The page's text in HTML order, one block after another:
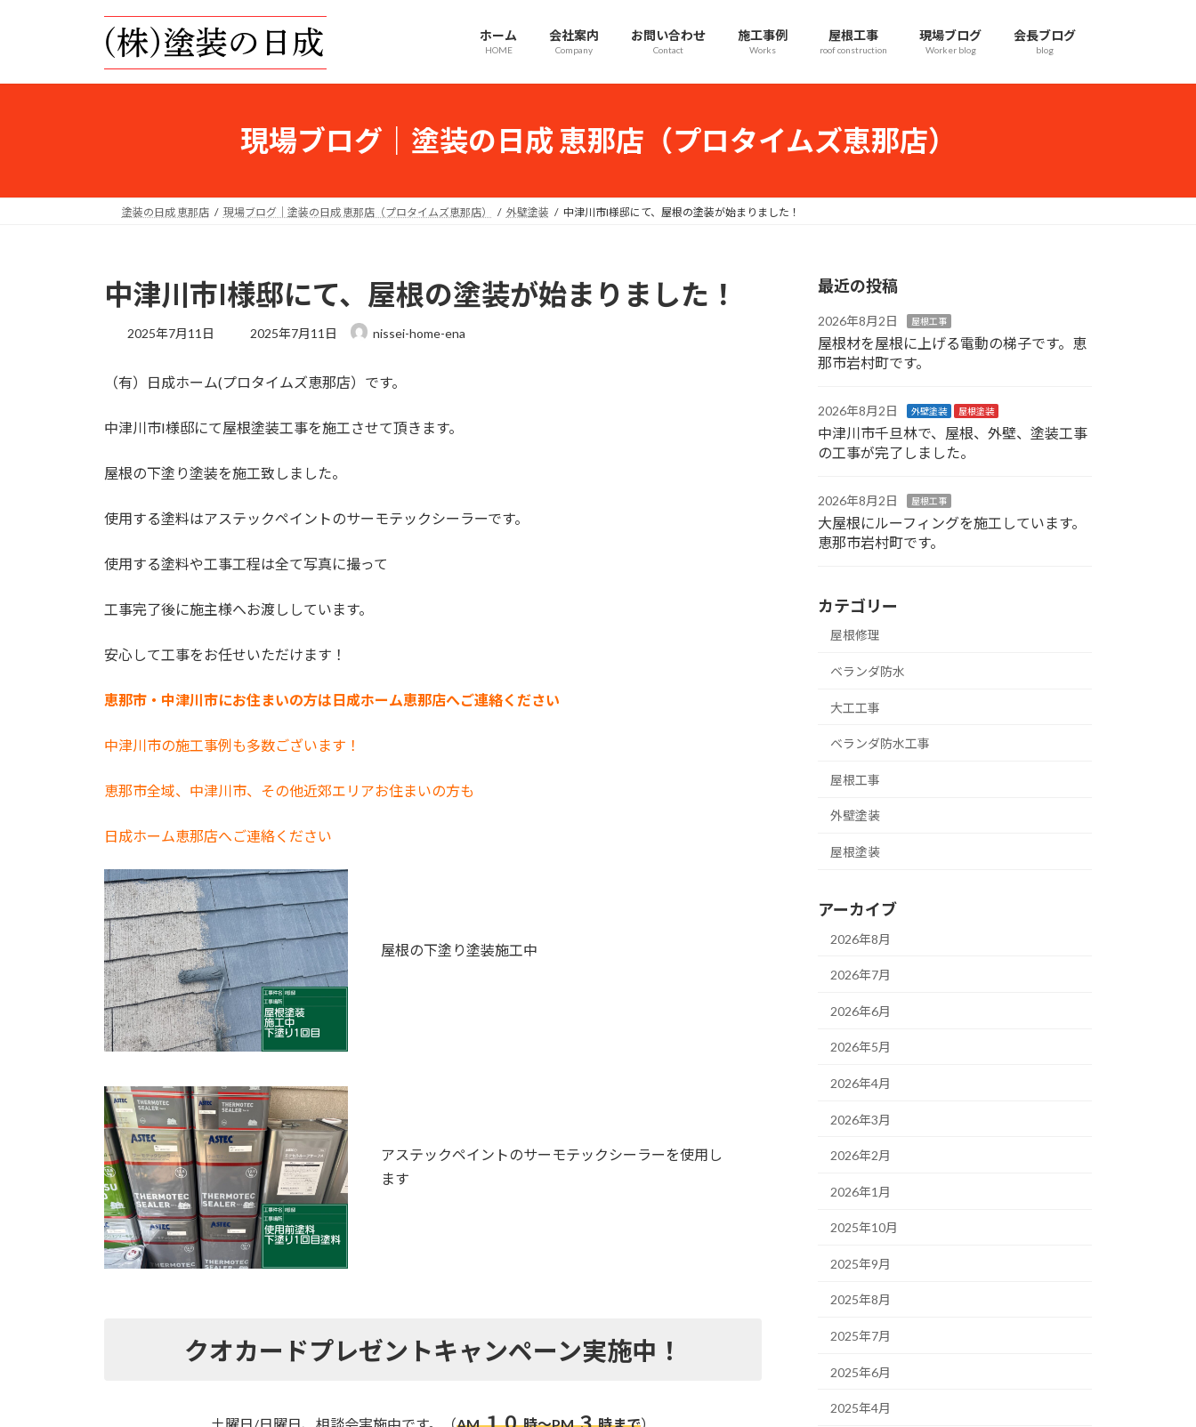
プ
動
ホーム
HOME
会社案内
Company
お問い合わせ
Contact
施工事例
Works
屋根工事
roof construction
現場ブログ
Worker blog
会長ブログ
blog
現場ブログ｜塗装の日成 恵那店（プロタイムズ恵那店）
塗装の日成 恵那店 現場ブログ｜塗装の日成 恵那店（プロタイムズ恵那店） 外壁塗装 中津川市I様邸にて、屋根の塗装が始まりました！
中津川市I様邸にて、屋根の塗装が始まりました！
2025年7月11日
最
新
時
:
2025年7月11日 nissei-home-ena
（有）日成ホーム(プロタイムズ恵那店）です。
中津川市I様邸にて屋根塗装工事を施工させて頂きます。
屋根の下塗り塗装を施工致しました。
使用する塗料はアステックペイントのサーモテックシーラーです。
使用する塗料や工事工程は全て写真に撮って
工事完了後に施主様へお渡ししています。
安心して工事をお任せいただけます！
恵那市・中津川市にお住まいの方は日成ホーム恵那店へご連絡ください
中津川市の施工事例も多数ございます！
恵那市全域、中津川市、その他近郊エリアお住まいの方も
日成ホーム恵那店へご連絡ください
屋根の下塗り塗装施工中
アステックペイントのサーモテックシーラーを使用し
ます
クオカードプレゼントキャンペーン実施中！
１０ ３
最近の投稿
2026年8月2日 屋根工事
屋根材を屋根に上げる電動の梯子です。恵
那市岩村町です。
2026年8月2日 外壁塗装 屋根塗装
中津川市千旦林で、屋根、外壁、塗装工事
の工事が完了しました。
2026年8月2日 屋根工事
大屋根にルーフィングを施工しています。
恵那市岩村町です。
カテゴリー
屋根修理
ベランダ防水
大工工事
ベランダ防水工事
屋根工事
外壁塗装
屋根塗装
アーカイブ
2026年8月
2026年7月
2026年6月
2026年5月
2026年4月
2026年3月
2026年2月
2026年1月
2025年10月
2025年9月
2025年8月
2025年7月
2025年6月
2025年4月